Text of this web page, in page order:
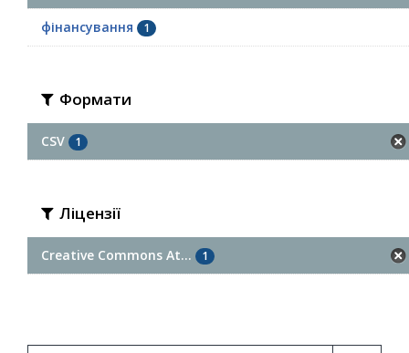
фінансування 1
Формати
CSV 1
Ліцензії
Creative Commons At... 1